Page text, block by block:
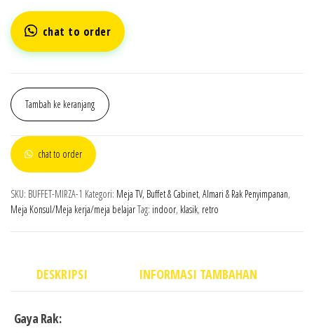
chat to order
Tambah ke keranjang
chat to order
SKU: BUFFET-MIRZA-1 Kategori: Meja TV, Buffet & Cabinet, Almari & Rak Penyimpanan,
Meja Konsul/Meja kerja/meja belajarTag: indoor, klasik, retro
DESKRIPSI INFORMASI TAMBAHAN
Gaya Rak: